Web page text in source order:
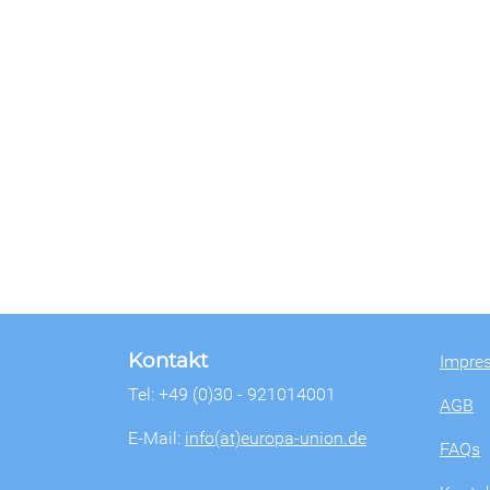
Kontakt
Tel: +49 (0)30 - 921014001
E-Mail: info(at)europa-union.de
AGB
FAQs